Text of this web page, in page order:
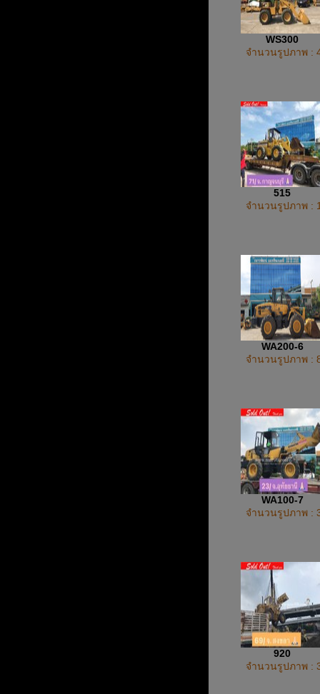
WS300
จำนวนรูปภาพ :
515
จำนวนรูปภาพ :
WA200-6
จำนวนรูปภาพ :
WA100-7
จำนวนรูปภาพ :
920
จำนวนรูปภาพ :